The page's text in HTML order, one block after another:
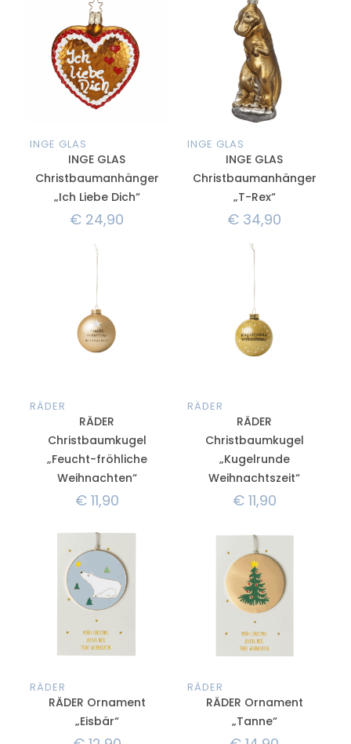
INGE GLAS
INGE GLAS
Christbaumanhänger
„Ich Liebe Dich“
€ 24,90
INGE GLAS
INGE GLAS
Christbaumanhänger
„T-Rex“
€ 34,90
RÄDER
RÄDER
Christbaumkugel
„Feucht-fröhliche
Weihnachten“
€11,90
RÄDER
RÄDER
Christbaumkugel
„Kugelrunde
Weihnachtszeit“
€11,90
RÄDER
RÄDER Ornament
„Eisbär“
RÄDER
RÄDER Ornament
„Tanne“